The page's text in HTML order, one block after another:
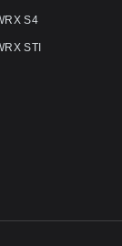
S4
STI